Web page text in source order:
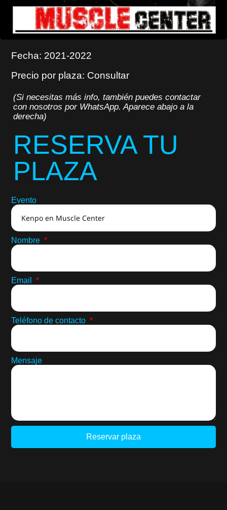
Fecha: 2021-2022
Precio por plaza: Consultar
(Si necesitas más info, también puedes contactar
con nosotros por WhatsApp. Aparece abajo a la
derecha)
RESERVA TU
PLAZA
Evento
Nombre
Email
Teléfono de contacto
Mensaje
Reservar plaza